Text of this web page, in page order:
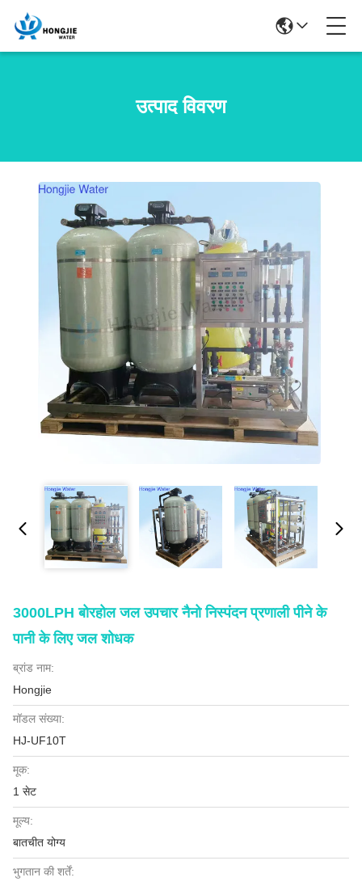
उत्पाद विवरण
3000LPH बोरहोल जल उपचार नैनो निस्पंदन प्रणाली पीने के
पानी के लिए जल शोधक
ब्रांड नाम:
Hongjie
मॉडल संख्या:
HJ-UF10T
मूक:
1 सेट
मूल्य:
बातचीत योग्य
भुगतान की शर्तें: